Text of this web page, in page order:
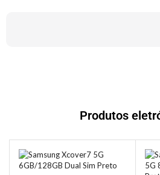
Produtos